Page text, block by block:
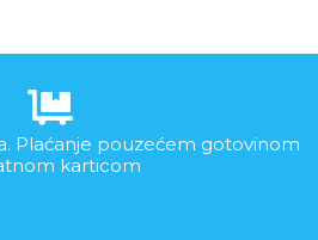
Plaćanje pouzećem gotovinom
karticom